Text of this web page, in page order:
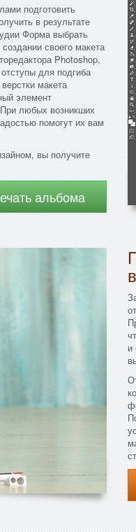
подготовить
в результате
Форма выбрать
своего макета
Photoshop,
для подгиба
макета
элемент
любых возникших
помогут их вам
вы получите
альбома
и